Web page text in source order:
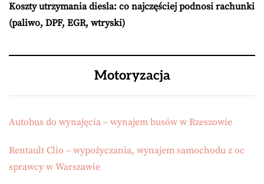
Koszty utrzymania diesla: co najczęściej podnosi rachunki
(paliwo, DPF, EGR, wtryski)
Motoryzacja
Autobus do wynajęcia – wynajem busów w Rzeszowie
Rentault Clio – wypożyczania, wynajem samochodu z oc
sprawcy w Warszawie